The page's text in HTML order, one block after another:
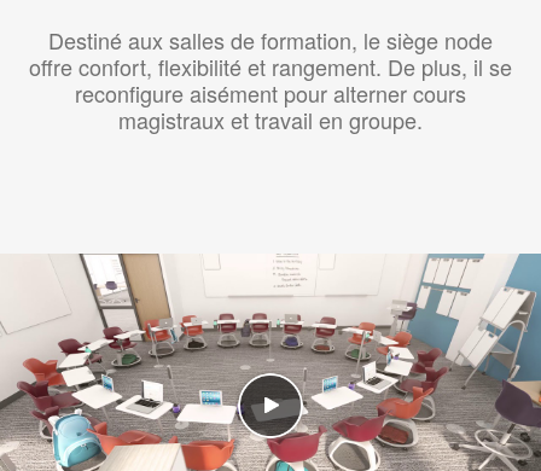
Destiné aux salles de formation, le siège node
offre confort, flexibilité et rangement. De plus, il se
reconfigure aisément pour alterner cours
magistraux et travail en groupe.